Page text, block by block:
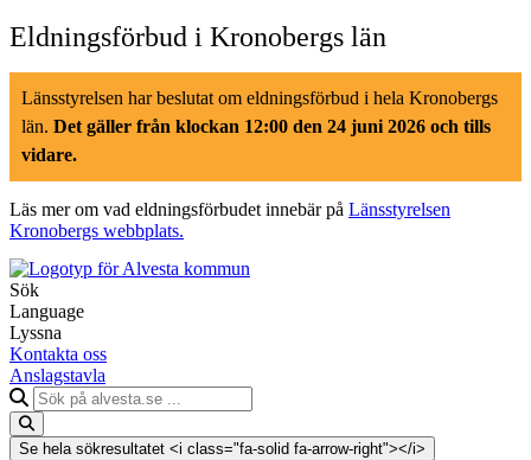
Hoppa
till
innehåll
Eldningsförbud i Kronobergs län
Länsstyrelsen har beslutat om eldningsförbud i hela Kronobergs
län. Det gäller från klockan 12:00 den 24 juni 2026 och tills
vidare.
Läs mer om vad eldningsförbudet innebär på Länsstyrelsen
Kronobergs webbplats.
Sök
Language
Lyssna
Kontakta oss
Anslagstavla
Sök
på
alvesta.se
Se hela sökresultatet <i class="fa-solid fa-arrow-right"></i>